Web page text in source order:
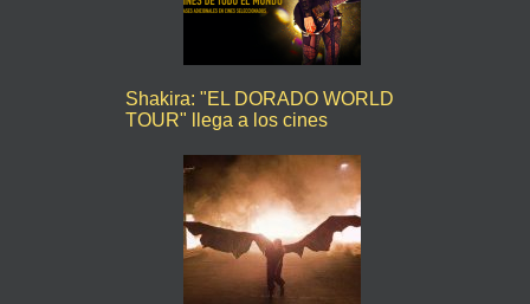
Shakira: "EL DORADO WORLD
TOUR" llega a los cines